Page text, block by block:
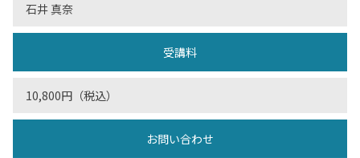
石井 真奈
受講料
10,800円（税込）
お問い合わせ